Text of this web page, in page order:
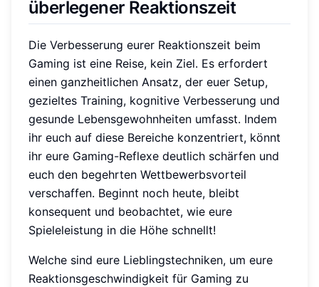
überlegener Reaktionszeit
Die Verbesserung eurer Reaktionszeit beim
Gaming ist eine Reise, kein Ziel. Es erfordert
einen ganzheitlichen Ansatz, der euer Setup,
gezieltes Training, kognitive Verbesserung und
gesunde Lebensgewohnheiten umfasst. Indem
ihr euch auf diese Bereiche konzentriert, könnt
ihr eure Gaming-Reflexe deutlich schärfen und
euch den begehrten Wettbewerbsvorteil
verschaffen. Beginnt noch heute, bleibt
konsequent und beobachtet, wie eure
Spieleleistung in die Höhe schnellt!
Welche sind eure Lieblingstechniken, um eure
Reaktionsgeschwindigkeit für Gaming zu